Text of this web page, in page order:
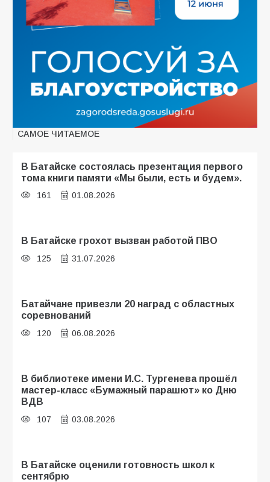
САМОЕ ЧИТАЕМОЕ
В Батайске состоялась презентация первого
тома книги памяти «Мы были, есть и будем».
161 01.08.2026
В Батайске грохот вызван работой ПВО
125 31.07.2026
Батайчане привезли 20 наград с областных
соревнований
120 06.08.2026
В библиотеке имени И.С. Тургенева прошёл
мастер-класс «Бумажный парашют» ко Дню
ВДВ
107 03.08.2026
В Батайске оценили готовность школ к
сентябрю